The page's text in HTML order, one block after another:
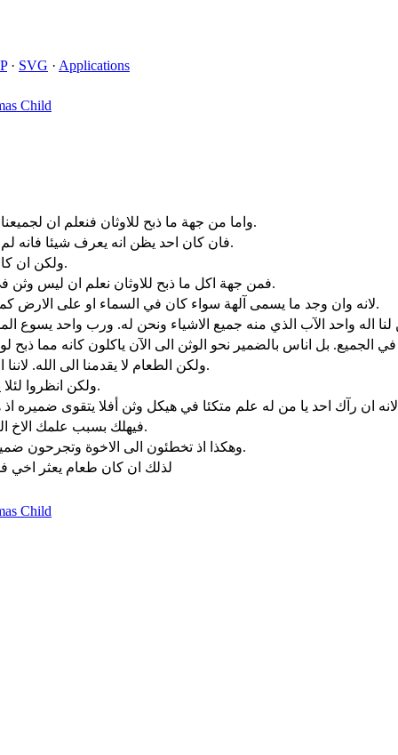
· SVG · Applications
واما من جهة ما ذبح للاوثان فنعلم ان لجميعنا علما. العلم ينفخ ولكن المحبة تبني.
فان كان احد يظن انه يعرف شيئا فانه لم يعرف شيئا بعد كما يجب ان يعرف.
ولكن ان كان احد يحب الله فهذا معروف عنده.
فمن جهة اكل ما ذبح للاوثان نعلم ان ليس وثن في العالم وان ليس اله آخر الا واحدا.
لانه وان وجد ما يسمى آلهة سواء كان في السماء او على الارض كما يوجد آلهة كثيرون وارباب كثيرون.
ولكن الطعام لا يقدمنا الى الله. لاننا ان اكلنا لا نزيد وان لم ناكل لا ننقص.
ولكن انظروا لئلا يصير سلطانكم هذا معثرة للضعفاء.
لانه ان رآك احد يا من له علم متكئا في هيكل وثن أفلا يتقوى ضميره
فيهلك بسبب علمك الاخ الضعيف الذي مات المسيح من اجله.
وهكذا اذ تخطئون الى الاخوة وتجرحون ضميرهم الضعيف تخطئون الى المسيح.
لذلك ان كان طعام يعثر اخي